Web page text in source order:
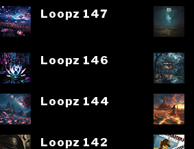
Loopz 147
Loopz 146
Loopz 144
Loopz 142